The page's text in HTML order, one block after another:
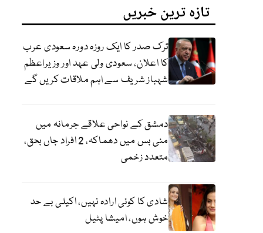
تازہ ترین خبریں
ترک صدر کا ایک روزہ دورہ سعودی عرب
کا اعلان، سعودی ولی عہد اور وزیراعظم
شہباز شریف سے اہم ملاقات کریں گے
دمشق کے نواحی علاقے جرمانہ میں
منی بس میں دھماکہ، 2 افراد جاں بحق،
متعدد زخمی
شادی کا کوئی ارادہ نہیں، اکیلی بے حد
خوش ہوں، امیشا پٹیل